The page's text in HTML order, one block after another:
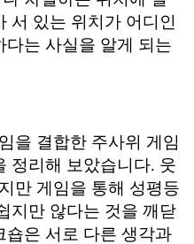
서 있는 위치가 어디인
다는 사실을 알게 되는
을 결합한 주사위 게임
정리해 보았습니다. 웃
만 게임을 통해 성평등
지만 않다는 것을 깨닫
숍은 서로 다른 생각과